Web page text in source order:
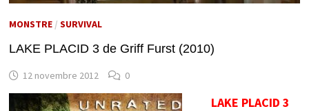
MONSTRE/ SURVIVAL
LAKE PLACID 3 de Griff Furst (2010)
12 novembre 2012 0
LAKE PLACID 3